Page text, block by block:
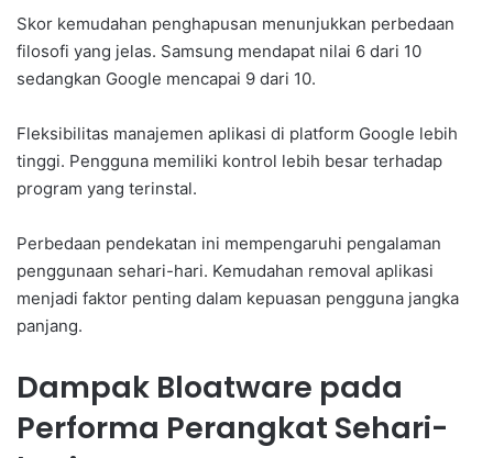
Skor kemudahan penghapusan menunjukkan perbedaan
filosofi yang jelas. Samsung mendapat nilai 6 dari 10
sedangkan Google mencapai 9 dari 10.
Fleksibilitas manajemen aplikasi di platform Google lebih
tinggi. Pengguna memiliki kontrol lebih besar terhadap
program yang terinstal.
Perbedaan pendekatan ini mempengaruhi pengalaman
penggunaan sehari-hari. Kemudahan removal aplikasi
menjadi faktor penting dalam kepuasan pengguna jangka
panjang.
Dampak Bloatware pada
Performa Perangkat Sehari-